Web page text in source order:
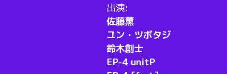
出演:
佐藤薫
ユン・ツボタジ
鈴木創士
EP-4 unitP